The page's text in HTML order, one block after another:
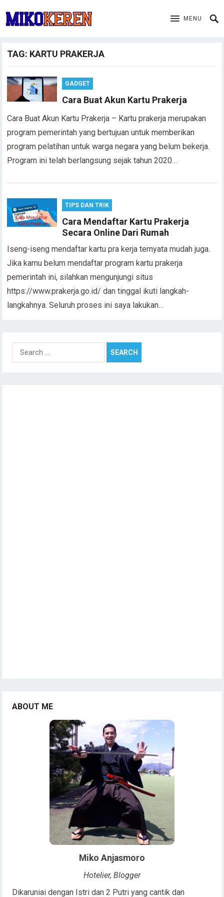
MENU
TAG: KARTU PRAKERJA
GADGET
Cara Buat Akun Kartu Prakerja
Cara Buat Akun Kartu Prakerja – Kartu prakerja merupakan
program pemerintah yang bertujuan untuk memberikan
program pelatihan untuk warga negara yang belum bekerja.
Program ini telah berlangsung sejak tahun 2020…
TIPS DAN TRIK
Cara Mendaftar Kartu Prakerja
Secara Online Dari Rumah
Iseng-iseng mendaftar kartu pra kerja ternyata mudah juga.
Jika kamu belum mendaftar program kartu prakerja
pemerintah ini, silahkan mengunjungi situs
https://www.prakerja.go.id/ dan tinggal ikuti langkah-
langkahnya. Seluruh proses ini saya lakukan…
Search
ABOUT ME
Miko Anjasmoro
Hotelier, Blogger
Dikaruniai dengan Istri dan 2 Putri yang cantik dan